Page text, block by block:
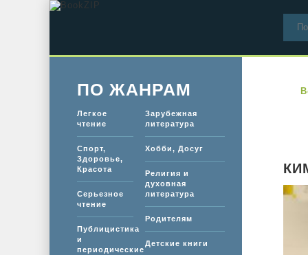
ПО ЖАНРАМ
Легкое
чтение
Спорт,
Здоровье,
Красота
Серьезное
чтение
Публицистика
и
периодические
Зарубежная
литература
Хобби, Досуг
Религия и
духовная
литература
Родителям
Детские книги